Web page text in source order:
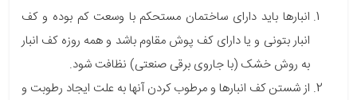
انبارها باید دارای ساختمان مستحکم با وسعت کم بوده و کف
انبار بتونی و یا دارای کف پوش مقاوم باشد و همه روزه کف انبار
به روش خشک (با جاروی برقی صنعتی) نظافت شود.
از شستن کف انبارها و مرطوب کردن آنها به علت ایجاد رطوبت و